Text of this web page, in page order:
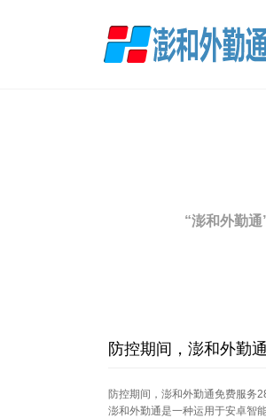
“澎和外勤
防控期间，澎和外勤
防控期间，澎和外勤通免费服务
澎和外勤通是一种运用于安卓智